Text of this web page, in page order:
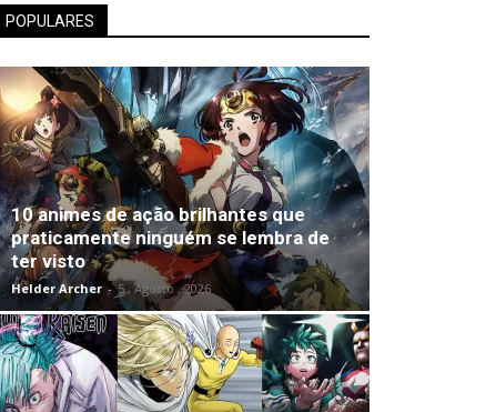
POPULARES
10 animes de ação brilhantes que
praticamente ninguém se lembra de
ter visto
Helder Archer - 5 , Agosto , 2026